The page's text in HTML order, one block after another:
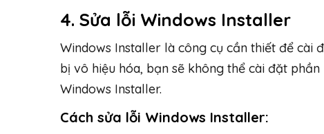
4. Sửa lỗi Windows Installer
Windows Installer là công cụ cần thiết để cài
bị vô hiệu hóa, bạn sẽ không thể cài đặt
Windows Installer.
Cách sửa lỗi Windows Installer: